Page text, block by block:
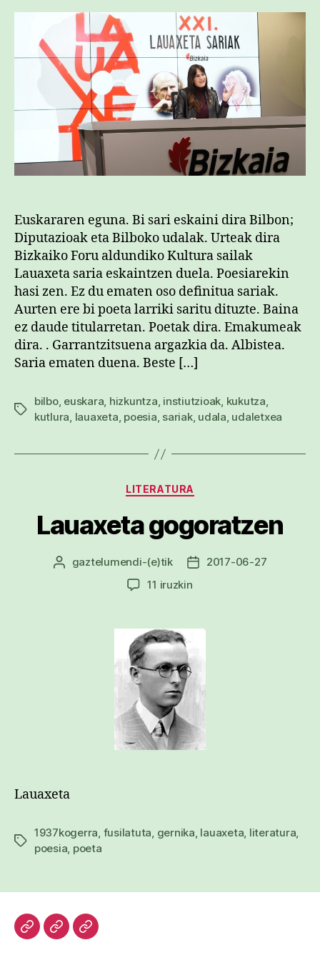
Euskararen eguna. Bi sari eskaini dira Bilbon;
Diputazioak eta Bilboko udalak. Urteak dira
Bizkaiko Foru aldundiko Kultura sailak
Lauaxeta saria eskaintzen duela. Poesiarekin
hasi zen. Ez du ematen oso definitua sariak.
Aurten ere bi poeta larriki saritu dituzte. Baina
ez daude titularretan. Poetak dira. Emakumeak
dira. . Garrantzitsuena argazkia da. Albistea.
Saria ematen duena. Beste […]
Etiketak
bilbo, euskara, hizkuntza, instiutzioak, kukutza,
kutlura, lauaxeta, poesia, sariak, udala, udaletxea
Kategoriak
LITERATURA
Lauaxeta gogoratzen
Argitalpenaren
gaztelumendi-(e)tik
Argitalpenaren
2017-06-27
11 iruzkinLauaxeta
Lauaxeta
Etiketak
1937kogerra, fusilatuta, gernika, lauaxeta, literatura,
poesia, poeta
HasieraKazetari
Patxi